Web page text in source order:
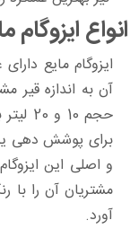
انواع
ایزوگام مایع
آن به اندازه قیر
برای پوشش دهی
و اصلی این
مشتریان آن را با
آورد.